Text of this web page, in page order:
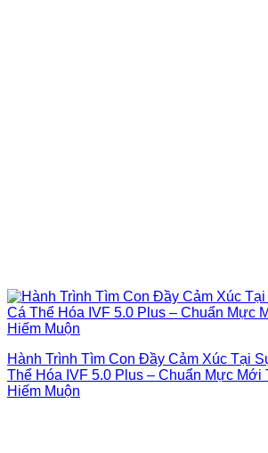
Hành Trình Tìm Con Đầy Cảm Xúc Tại
Thể Hóa IVF 5.0 Plus – Chuẩn Mực Mới
Hiếm Muộn